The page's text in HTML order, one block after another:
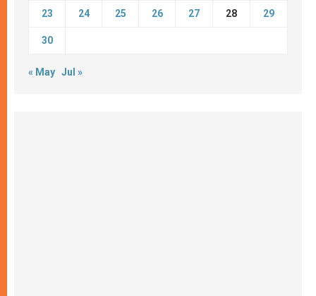
23 24 25 26 27 28 29
30
« May Jul »